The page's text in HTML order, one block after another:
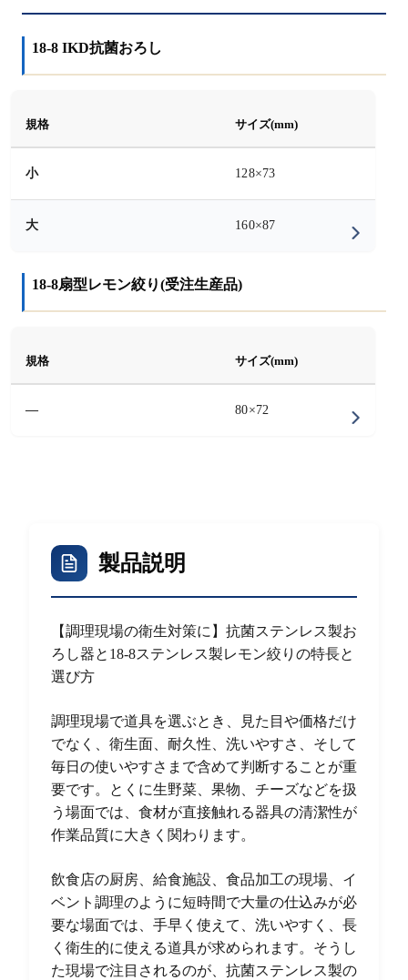
18-8 IKD抗菌おろし
規格 サイズ(mm)
小 128×73
大 160×87
18-8扇型レモン絞り(受注生産品)
規格 サイズ(mm)
— 80×72
製品説明
【調理現場の衛生対策に】抗菌ステンレス製お
ろし器と18-8ステンレス製レモン絞りの特長と
選び方
調理現場で道具を選ぶとき、見た目や価格だけ
でなく、衛生面、耐久性、洗いやすさ、そして
毎日の使いやすさまで含めて判断することが重
要です。とくに生野菜、果物、チーズなどを扱
う場面では、食材が直接触れる器具の清潔性が
作業品質に大きく関わります。
飲食店の厨房、給食施設、食品加工の現場、イ
ベント調理のように短時間で大量の仕込みが必
要な場面では、手早く使えて、洗いやすく、長
く衛生的に使える道具が求められます。そうし
た現場で注目されるのが、抗菌ステンレス製の